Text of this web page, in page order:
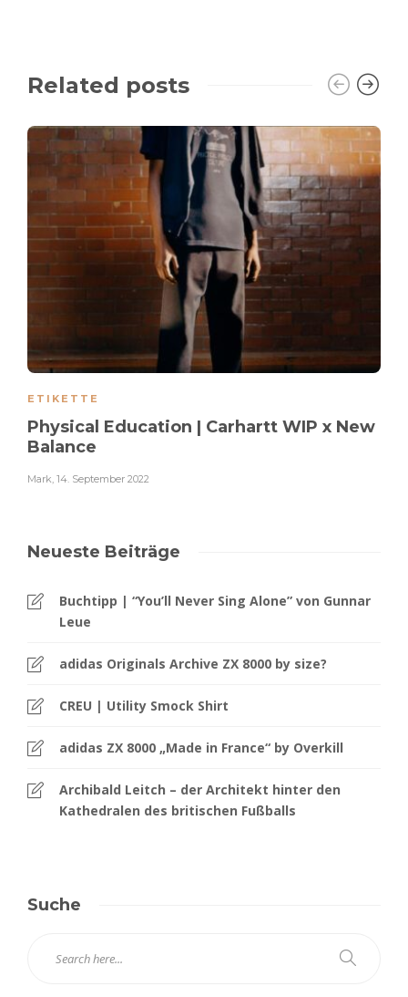
Related posts
ETIKETTE
Physical Education | Carhartt WIP x New
Balance
Mark, 14. September 2022
Neueste Beiträge
Buchtipp | “You’ll Never Sing Alone” von Gunnar
Leue
adidas Originals Archive ZX 8000 by size?
CREU | Utility Smock Shirt
adidas ZX 8000 „Made in France“ by Overkill
Archibald Leitch – der Architekt hinter den
Kathedralen des britischen Fußballs
Suche